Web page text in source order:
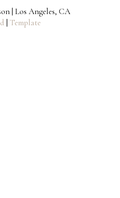
| Los Angeles, CA
Template